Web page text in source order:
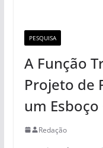
PESQUISA
A Função
Projeto de
um
Redação